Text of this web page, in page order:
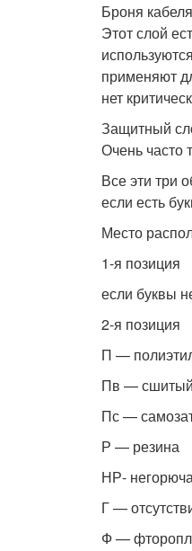
Броня
Этот слой
применяют
нет
Защитный
Очень часто
Все эти три
если есть
Место
1-я
если буквы
2-я
П —
Пв — сшитый
Пс —
Р — резина
НР-
Г —
Ф —